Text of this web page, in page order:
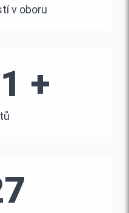
v oboru
+